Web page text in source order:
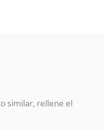
similar, rellene el